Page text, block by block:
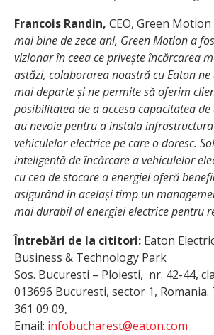
Francois Randin, CEO, Green
mai bine de zece ani, Green Motion a
vizionar în ceea ce privește încărcarea
astăzi, colaborarea noastră cu Eaton ne
mai departe și ne permite să oferim
posibilitatea de a accesa capacitatea de
au nevoie pentru a instala
vehiculelor electrice pe care o doresc.
inteligentă de încărcare a vehiculelor
cu cea de stocare a energiei oferă
asigurând în același timp un
mai durabil al energiei electrice pentru
Întrebări de la cititori: Eaton
Business & Technology Park
Sos. Bucuresti – Ploiesti, nr. 42-44,
013696 Bucuresti, sector 1, Romania.
361 09 09,
Email: infobucharest@eaton.com